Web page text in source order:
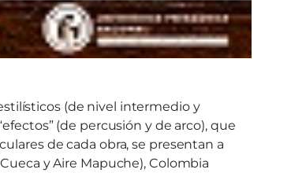
(de nivel intermedio y
(de percusión y de arco), que
de cada obra, se presentan a
y Aire Mapuche), Colombia